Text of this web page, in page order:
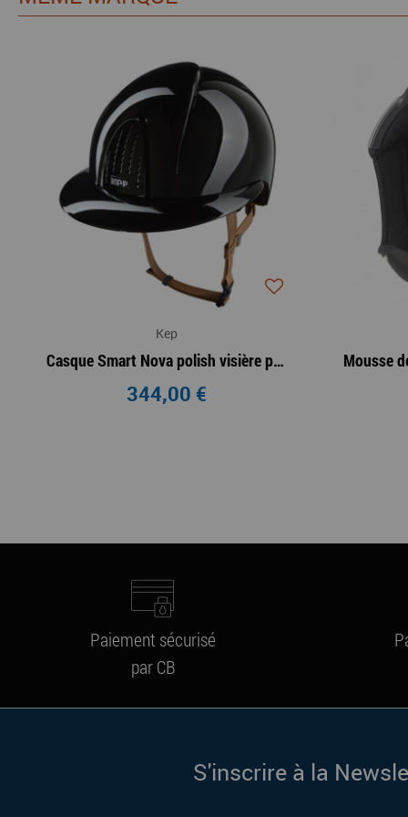
Kep
Casque Smart Nova polish visière polo jugulaire beige
344,00 €
Paiement sécurisé
par CB
S'inscrire à la